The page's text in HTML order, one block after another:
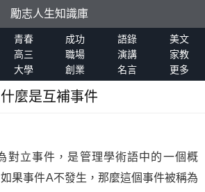
勵志人生知識庫
青春 成功 語錄
美文
高三 職場 演講
家教
大學 創業 名言 更多
什麼是互補事件
對立事件，是管理學術語中的一個概
果事件A不發生，那麼這個事件被稱為